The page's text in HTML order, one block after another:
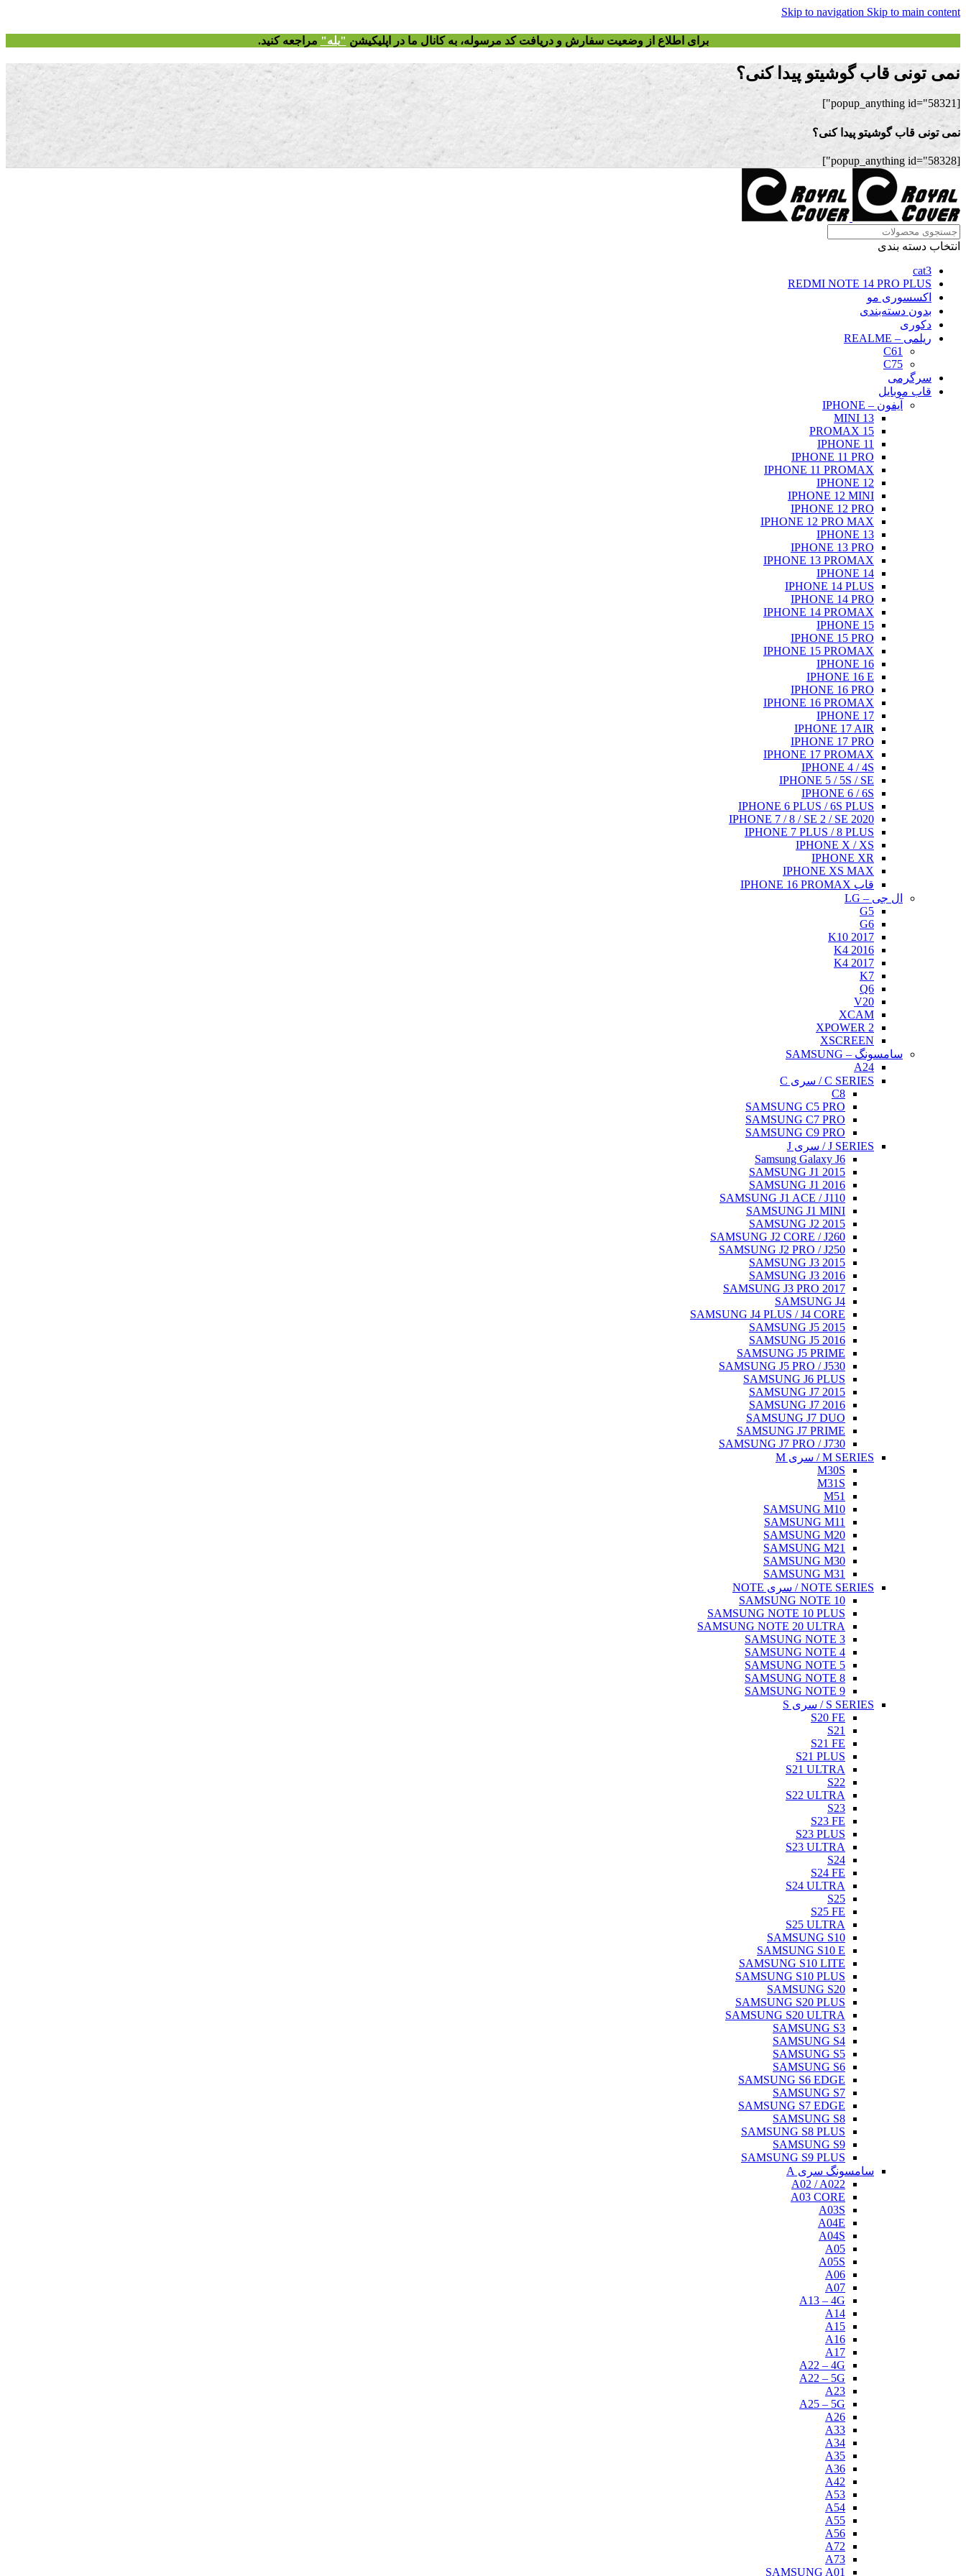
Skip to navigation Skip to main content
برای اطلاع از وضعیت سفارش و دریافتکد مرسوله، به کانال ما در اپلیکیشن "بله" مراجعه کنید.
نمی تونی قاب گوشیتو پیدا کنی؟
[popup_anything id="58321"]
نمی تونی قاب گوشیتو پیدا کنی؟
[popup_anything id="58328"]
انتخاب دسته بندی
cat3
REDMI NOTE 14 PRO PLUS
اکسسوری مو
بدون دسته‌بندی
دکوری
ریلمی – REALME
C61
C75
سرگرمی
قاب موبایل
آیفون – IPHONE
13 MINI
15 PROMAX
IPHONE 11
IPHONE 11 PRO
IPHONE 11 PROMAX
IPHONE 12
IPHONE 12 MINI
IPHONE 12 PRO
IPHONE 12 PRO MAX
IPHONE 13
IPHONE 13 PRO
IPHONE 13 PROMAX
IPHONE 14
IPHONE 14 PLUS
IPHONE 14 PRO
IPHONE 14 PROMAX
IPHONE 15
IPHONE 15 PRO
IPHONE 15 PROMAX
IPHONE 16
IPHONE 16 E
IPHONE 16 PRO
IPHONE 16 PROMAX
IPHONE 17
IPHONE 17 AIR
IPHONE 17 PRO
IPHONE 17 PROMAX
IPHONE 4 / 4S
IPHONE 5 / 5S / SE
IPHONE 6 / 6S
IPHONE 6 PLUS / 6S PLUS
IPHONE 7 / 8 / SE 2 / SE 2020
IPHONE 7 PLUS / 8 PLUS
IPHONE X / XS
IPHONE XR
IPHONE XS MAX
قاب IPHONE 16 PROMAX
ال جی – LG
G5
G6
K10 2017
K4 2016
K4 2017
K7
Q6
V20
XCAM
XPOWER 2
XSCREEN
سامسونگ – SAMSUNG
A24
C SERIES / سری C
C8
SAMSUNG C5 PRO
SAMSUNG C7 PRO
SAMSUNG C9 PRO
J SERIES / سری J
Samsung Galaxy J6
SAMSUNG J1 2015
SAMSUNG J1 2016
SAMSUNG J1 ACE / J110
SAMSUNG J1 MINI
SAMSUNG J2 2015
SAMSUNG J2 CORE / J260
SAMSUNG J2 PRO / J250
SAMSUNG J3 2015
SAMSUNG J3 2016
SAMSUNG J3 PRO 2017
SAMSUNG J4
SAMSUNG J4 PLUS / J4 CORE
SAMSUNG J5 2015
SAMSUNG J5 2016
SAMSUNG J5 PRIME
SAMSUNG J5 PRO / J530
SAMSUNG J6 PLUS
SAMSUNG J7 2015
SAMSUNG J7 2016
SAMSUNG J7 DUO
SAMSUNG J7 PRIME
SAMSUNG J7 PRO / J730
M SERIES / سری M
M30S
M31S
M51
SAMSUNG M10
SAMSUNG M11
SAMSUNG M20
SAMSUNG M21
SAMSUNG M30
SAMSUNG M31
NOTE SERIES / سری NOTE
SAMSUNG NOTE 10
SAMSUNG NOTE 10 PLUS
SAMSUNG NOTE 20 ULTRA
SAMSUNG NOTE 3
SAMSUNG NOTE 4
SAMSUNG NOTE 5
SAMSUNG NOTE 8
SAMSUNG NOTE 9
S SERIES / سری S
S20 FE
S21
S21 FE
S21 PLUS
S21 ULTRA
S22
S22 ULTRA
S23
S23 FE
S23 PLUS
S23 ULTRA
S24
S24 FE
S24 ULTRA
S25
S25 FE
S25 ULTRA
SAMSUNG S10
SAMSUNG S10 E
SAMSUNG S10 LITE
SAMSUNG S10 PLUS
SAMSUNG S20
SAMSUNG S20 PLUS
SAMSUNG S20 ULTRA
SAMSUNG S3
SAMSUNG S4
SAMSUNG S5
SAMSUNG S6
SAMSUNG S6 EDGE
SAMSUNG S7
SAMSUNG S7 EDGE
SAMSUNG S8
SAMSUNG S8 PLUS
SAMSUNG S9
SAMSUNG S9 PLUS
سامسونگ سری A
A02 / A022
A03 CORE
A03S
A04E
A04S
A05
A05S
A06
A07
A13 – 4G
A14
A15
A16
A17
A22 – 4G
A22 – 5G
A23
A25 – 5G
A26
A33
A34
A35
A36
A42
A53
A54
A55
A56
A72
A73
SAMSUNG A01